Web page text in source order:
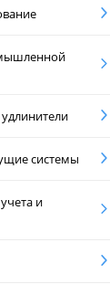
системы
и